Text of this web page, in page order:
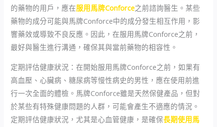
的藥物的用戶，應在服用馬牌Conforce之前諮詢醫生。某些
藥物的成分可能與馬牌Conforce中的成分發生相互作用，影
響藥效或導致不良反應。因此，在服用馬牌Conforce之前，
最好與醫生進行溝通，確保其與當前藥物的相容性。
定期評估健康狀況：在開始服用馬牌Conforce之前，如果有
高血壓、心臟病、糖尿病等慢性病史的男性，應在使用前進
行一次全面的體檢。馬牌Conforce雖是天然保健產品，但對
於某些有特殊健康問題的人群，可能會產生不適應的情況。
定期評估健康狀況，尤其是心血管健康，是確保長期使用馬